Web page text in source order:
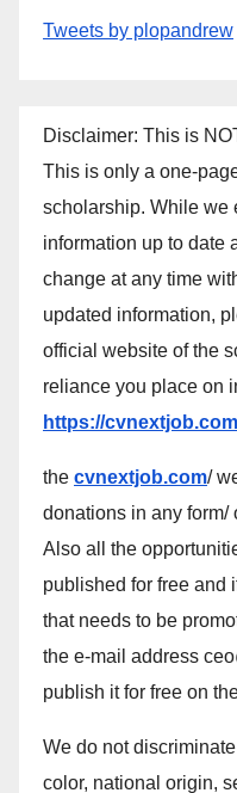
Tweets by plopandrew
Disclaimer: This is
This is only a one-
scholarship. While we
information up to date
change at any time
updated information,
official website of the
reliance you place on
https://
the cvnextjob.com/
donations in any form/
Also all the
published for free and
that needs to be
the e-mail address
publish it for free on
We do not
color, national origin,